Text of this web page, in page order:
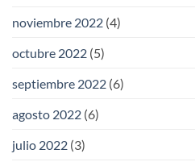
noviembre 2022 (4)
octubre 2022 (5)
septiembre 2022 (6)
agosto 2022 (6)
julio 2022 (3)